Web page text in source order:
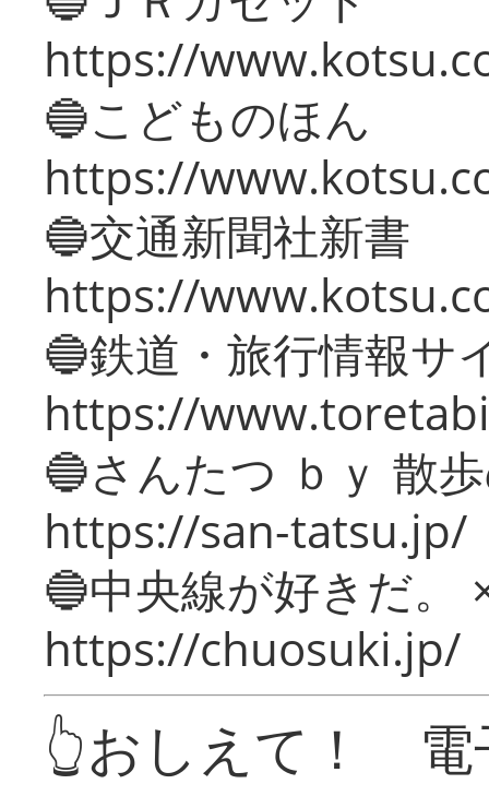
https://
🔵こどものほん
https://
🔵交通新聞社新書
https://
🔵鉄道・旅行情報サ
https://
🔵さんたつ ｂｙ 散
https://san-tatsu.jp/
🔵中央線が好きだ。
https://chuosuki.jp/
👆おしえて！ 電